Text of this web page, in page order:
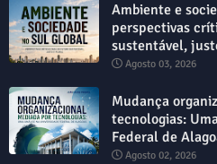
Ambiente e
perspectivas
sustentável,
Agosto 03, 2026
Mudança
tecnologias:
Federal de
Agosto 02, 2026